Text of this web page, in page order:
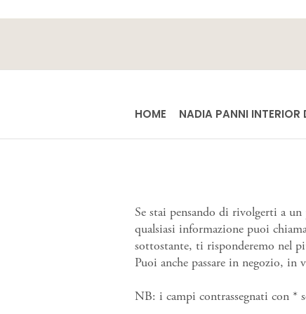
HOME NADIA PANNI INTERIOR
Se stai pensando di rivolgerti a
qualsiasi informazione puoi
sottostante, ti risponderemo nel
Puoi anche passare in negozio, in
NB: i campi contrassegnati con *